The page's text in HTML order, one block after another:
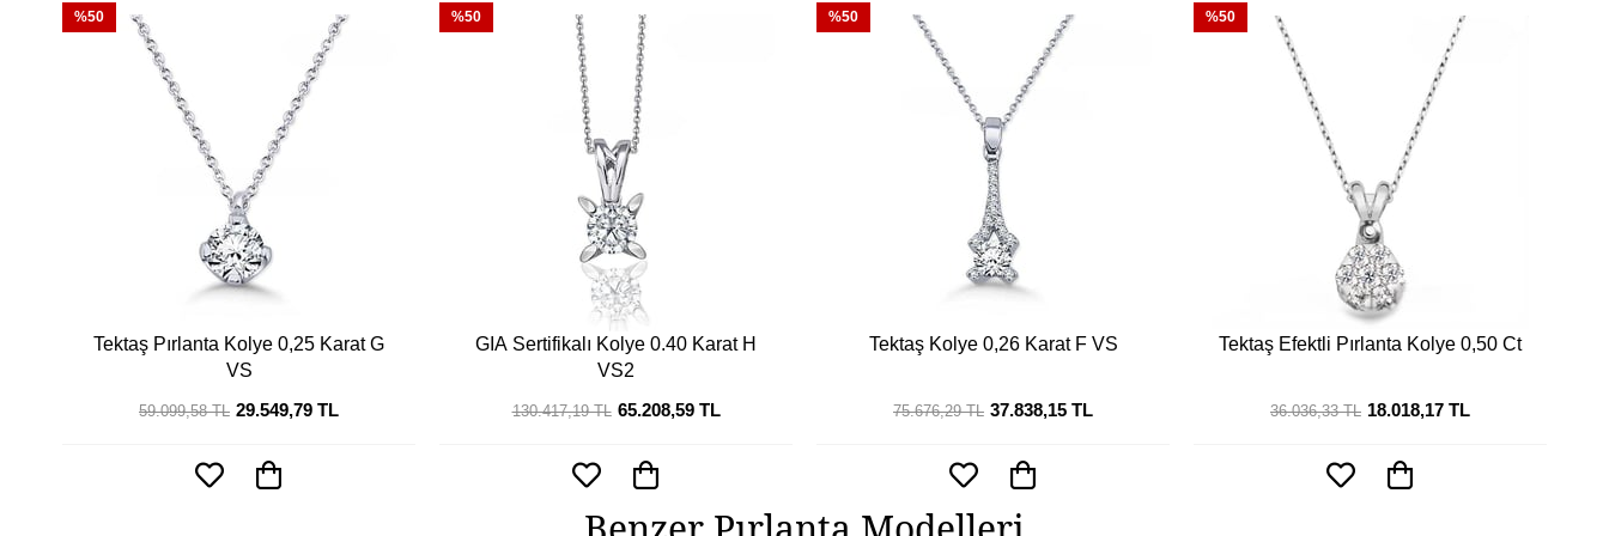
Tektaş Pırlanta Kolye 0,25 Karat G
VS
29.549,79 TL
59.099,58 TL
%50
GIA Sertifikalı Kolye 0.40 Karat H
VS2
65.208,59 TL
130.417,19 TL
%50
Tektaş Kolye 0,26 Karat F VS
37.838,15 TL
75.676,29 TL
%50
Tektaş Efektli Pırlanta Kolye 0,50 Ct
18.018,17 TL
36.036,33 TL
%50